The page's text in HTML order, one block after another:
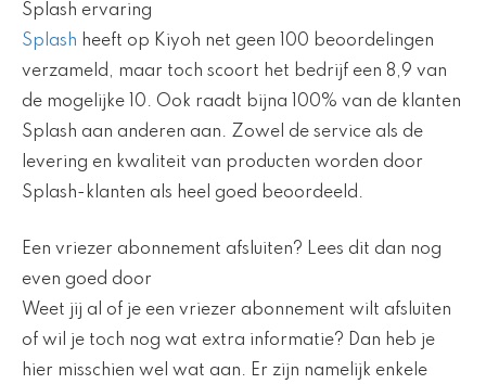
Splash ervaring
Splash heeft op Kiyoh net geen 100 beoordelingen
verzameld, maar toch scoort het bedrijf een 8,9 van
de mogelijke 10. Ook raadt bijna 100% van de klanten
Splash aan anderen aan. Zowel de service als de
levering en kwaliteit van producten worden door
Splash-klanten als heel goed beoordeeld.
Een vriezer abonnement afsluiten? Lees dit dan nog
even goed door
Weet jij al of je een vriezer abonnement wilt afsluiten
of wil je toch nog wat extra informatie? Dan heb je
hier misschien wel wat aan. Er zijn namelijk enkele